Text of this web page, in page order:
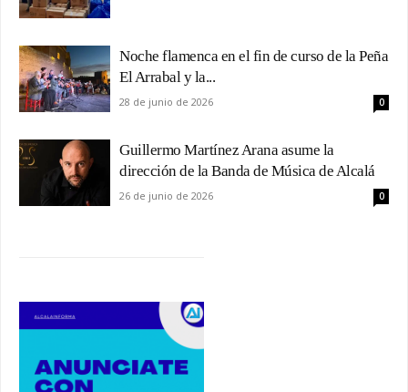
Noche flamenca en el fin de curso de la Peña
El Arrabal y la...
28 de junio de 2026 0
Guillermo Martínez Arana asume la
dirección de la Banda de Música de Alcalá
26 de junio de 2026 0